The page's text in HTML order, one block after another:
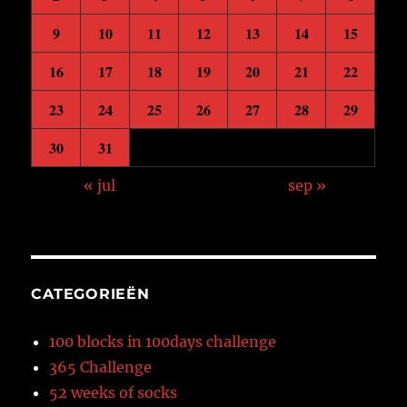
9
10 11 12 13 14
15
16
17 18 19 20 21
22
23
24 25 26 27 28
29
30
31
« jul sep »
CATEGORIEËN
100 blocks in 100days challenge
365 Challenge
52 weeks of socks